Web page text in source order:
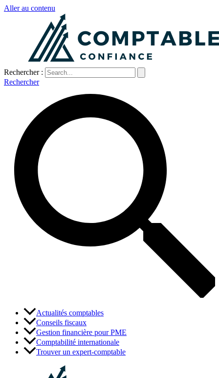
Aller au contenu
Rechercher :
Rechercher
Actualités comptables
Conseils fiscaux
Gestion financière pour PME
Comptabilité internationale
Trouver un expert-comptable